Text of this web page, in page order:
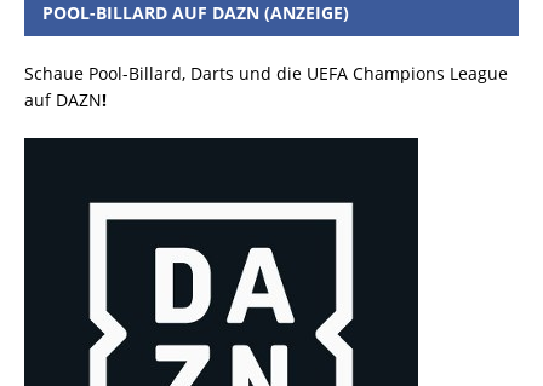
POOL-BILLARD AUF DAZN (ANZEIGE)
Schaue Pool-Billard, Darts und die UEFA Champions League
auf DAZN!